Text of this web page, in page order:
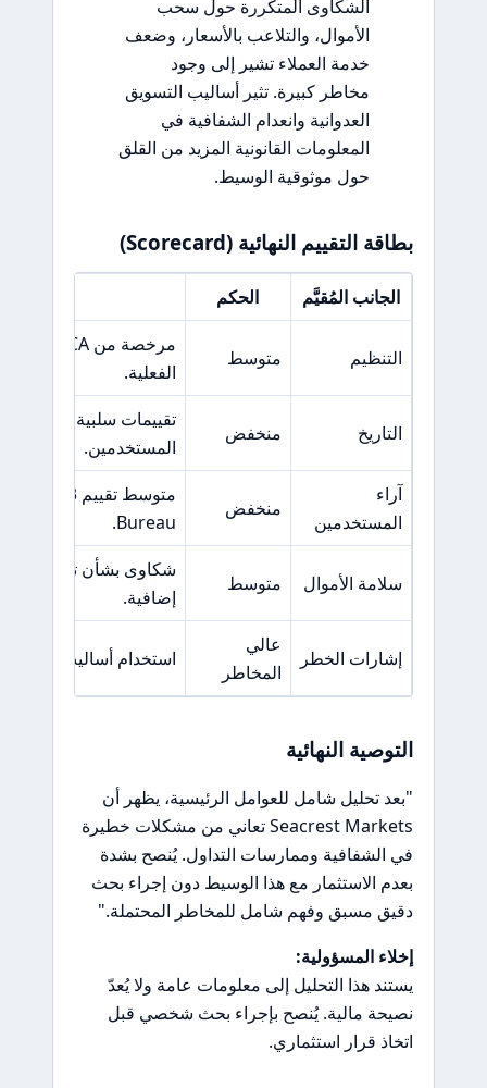
الشكاوى المتكررة حول سحب
الأموال، والتلاعب بالأسعار، وضعف
خدمة العملاء تشير إلى وجود
مخاطر كبيرة. تثير أساليب التسويق
العدوانية وانعدام الشفافية في
المعلومات القانونية المزيد من القلق
حول موثوقية الوسيط.
بطاقة التقييم النهائية (Scorecard)
الجانب المُقيَّم الحكم
التنظيم متوسط
الفعلية.
التاريخ منخفض
تقييمات سلبية ووجود
المستخدمين.
آراء
المستخدمين
منخفض
Bureau.
سلامة الأموال متوسط
شكاوى بشأن تأخيرات
إضافية.
إشارات الخطر
عالي
المخاطر
استخدام أساليب
التوصية النهائية
"بعد تحليل شامل للعوامل الرئيسية، يظهر أن
Seacrest Markets تعاني من مشكلات خطيرة
في الشفافية وممارسات التداول. يُنصح بشدة
بعدم الاستثمار مع هذا الوسيط دون إجراء بحث
دقيق مسبق وفهم شامل للمخاطر المحتملة."
إخلاء المسؤولية:
يستند هذا التحليل إلى معلومات عامة ولا يُعدّ
نصيحة مالية. يُنصح بإجراء بحث شخصي قبل
اتخاذ قرار استثماري.